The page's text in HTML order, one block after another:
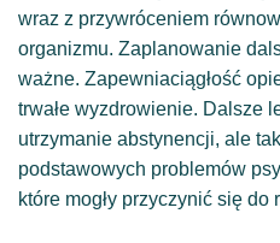
wraz z przywróceniem
organizmu. Zaplanowanie
ważne. Zapewniaciągłość
trwałe wyzdrowienie. Dalsze
utrzymanie abstynencji, ale
podstawowych problemów
które mogły przyczynić się